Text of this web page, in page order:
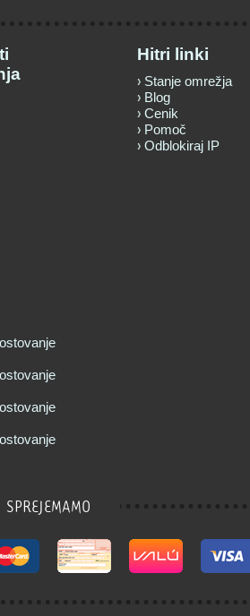
Hitri linki
Stanje omrežja
Blog
Cenik
Pomoč
Odblokiraj IP
SPREJEMAMO